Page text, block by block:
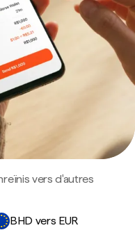
vers d'autres
BHD vers EUR